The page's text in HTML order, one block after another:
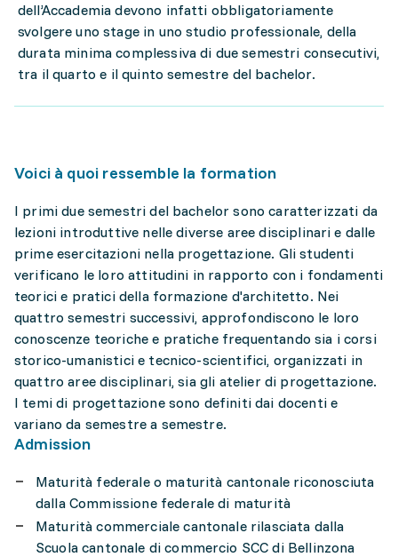
dell’Accademia devono infatti obbligatoriamente
svolgere uno stage in uno studio professionale, della
durata minima complessiva di due semestri consecutivi,
tra il quarto e il quinto semestre del bachelor.
Voici à quoi ressemble la formation
I primi due semestri del bachelor sono caratterizzati da
lezioni introduttive nelle diverse aree disciplinari e dalle
prime esercitazioni nella progettazione. Gli studenti
verificano le loro attitudini in rapporto con i fondamenti
teorici e pratici della formazione d'architetto. Nei
quattro semestri successivi, approfondiscono le loro
conoscenze teoriche e pratiche frequentando sia i corsi
storico-umanistici e tecnico-scientifici, organizzati in
quattro aree disciplinari, sia gli atelier di progettazione.
I temi di progettazione sono definiti dai docenti e
variano da semestre a semestre.
Admission
Maturità federale o maturità cantonale riconosciuta
dalla Commissione federale di maturità
Maturità commerciale cantonale rilasciata dalla
Scuola cantonale di commercio SCC di Bellinzona